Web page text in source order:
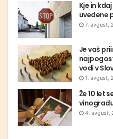
Kje in
uvedene
7. avgust,
Je vaš
vodi v
1. avgust,
Že 10 let
4. avgust,